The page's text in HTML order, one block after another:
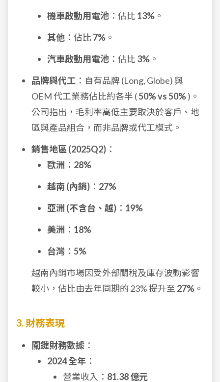
機車啟動用電池 ：佔比13% 。
其他 ：佔比7% 。
汽車啟動用電池 ：佔比3% 。
品牌與代工 ：自有品牌 (Long, Globe) 與
OEM 代工業務佔比約各半 (50% vs 50%)。
公司指出，毛利率高低主要取決於客戶、地
區與產品組合，而非品牌或代工模式。
銷售地區 (2025Q2) ：
歐洲 ： 28%
越南 (內銷) ： 27%
亞洲 (不含台、越) ： 19%
美洲 ： 18%
台灣 ： 5%
越南內銷市場因受外部關稅及庫存波動影響
較小，佔比由去年同期的 23% 提升至 27% 。
3. 財務表現
關鍵財務數據 ：
2024 全年 ：
營業收入： 81.38 億元